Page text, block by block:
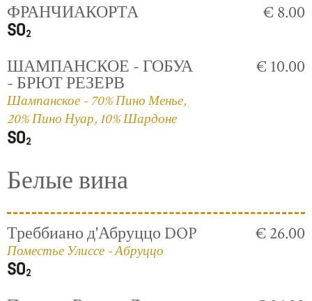
ФРАНЧИАКОРТА € 8.00
ШАМПАНСКОЕ - ГОБУА
- БРЮТ РЕЗЕРВ
Шампанское - 70% Пино Менье,
20% Пино Нуар, 10% Шардоне
€ 10.00
Белые вина
Треббиано д'Абруццо DOP
Поместье Улиссе - Абруццо
€ 26.00